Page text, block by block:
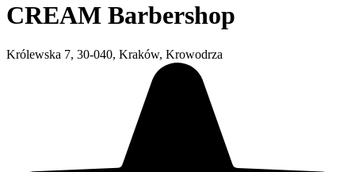
CREAM Barbershop
Królewska 7, 30-040, Kraków, Krowodrza